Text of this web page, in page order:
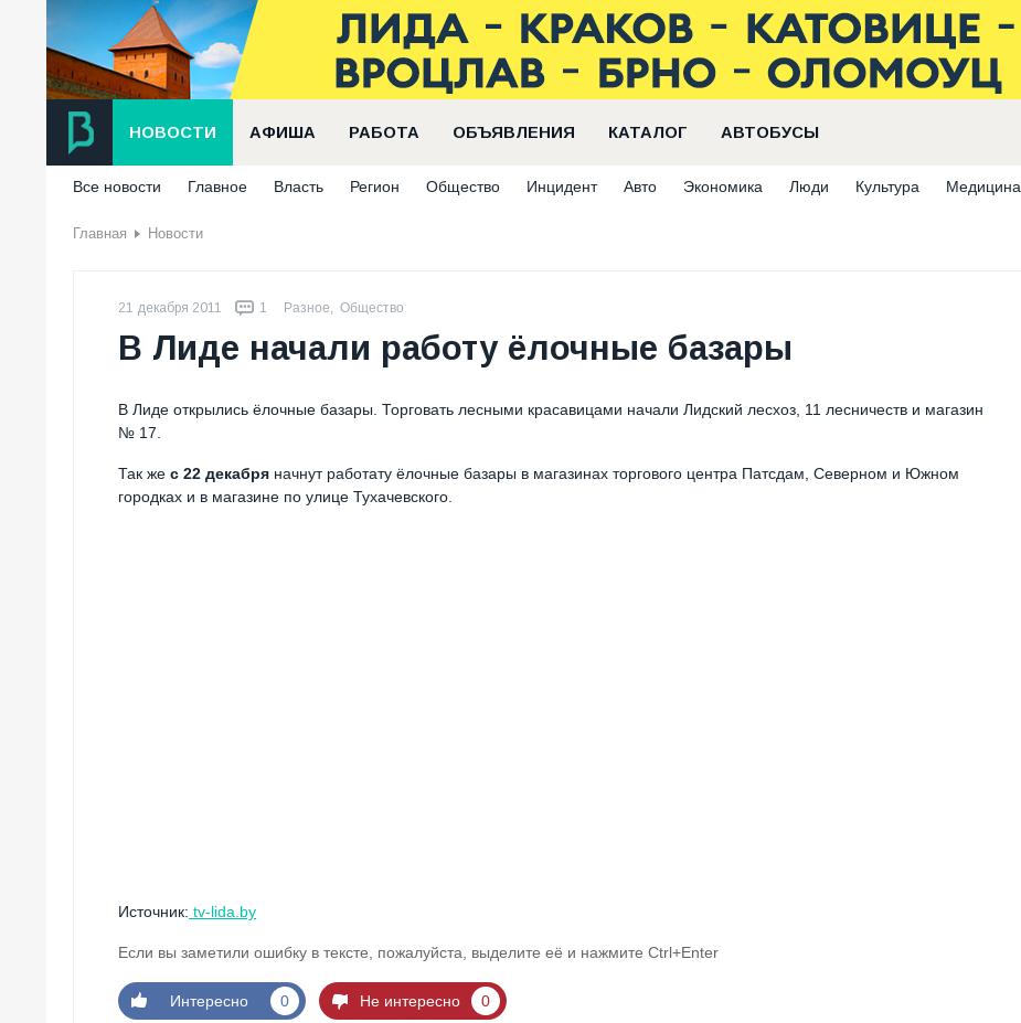
НОВОСТИ АФИША РАБОТА ОБЪЯВЛЕНИЯ КАТАЛОГ АВТОБУСЫ
Все новости Главное Власть Регион Общество Инцидент Авто Экономика Люди Культура Медицина
Главная Новости
21 декабря 2011 1 Разное, Общество
В Лиде начали работу ёлочные базары
В Лиде открылись ёлочные базары. Торговать лесными красавицами начали Лидский лесхоз, 11 лесничеств и магазин
№ 17.
Так же с 22 декабря начнут работату ёлочные базары в магазинах торгового центра Патсдам, Северном и Южном
городках и в магазине по улице Тухачевского.
Источник: tv-lida.by
Если вы заметили ошибку в тексте, пожалуйста, выделите её и нажмите Ctrl+Enter
Интересно 0 Не интересно 0